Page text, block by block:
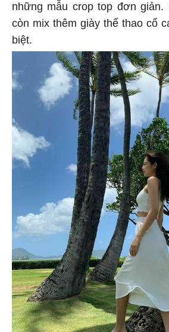
những mẫu crop top đơn giản.
còn mix thêm giày thể thao cổ
biệt.